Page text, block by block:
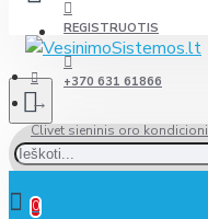
REGISTRUOTIS
+370 631 61866
0
Clivet sieninis oro